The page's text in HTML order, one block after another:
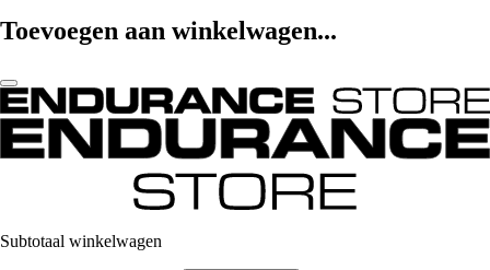
Toevoegen aan winkelwagen...
Subtotaal winkelwagen